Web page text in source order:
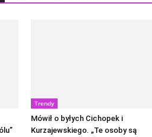
Trendy
Mówił o byłych Cichopek i
Kurzajewskiego. „Te osoby są